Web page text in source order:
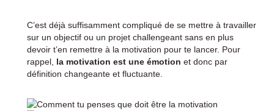
C’est déjà suffisamment compliqué de se mettre à travailler
sur un objectif ou un projet challengeant sans en plus
devoir t’en remettre à la motivation pour te lancer. Pour
rappel, la motivation est une émotion et donc par
définition changeante et fluctuante.